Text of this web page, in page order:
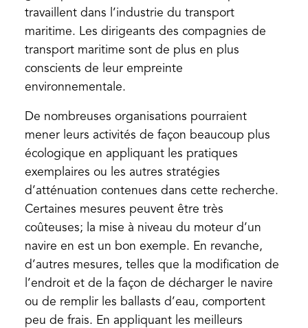
travaillent dans l’industrie du transport
maritime. Les dirigeants des compagnies de
transport maritime sont de plus en plus
conscients de leur empreinte
environnementale.
De nombreuses organisations pourraient
mener leurs activités de façon beaucoup plus
écologique en appliquant les pratiques
exemplaires ou les autres stratégies
d’atténuation contenues dans cette recherche.
Certaines mesures peuvent être très
coûteuses; la mise à niveau du moteur d’un
navire en est un bon exemple. En revanche,
d’autres mesures, telles que la modification de
l’endroit et de la façon de décharger le navire
ou de remplir les ballasts d’eau, comportent
peu de frais. En appliquant les meilleurs